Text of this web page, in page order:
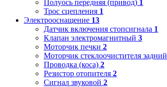
Полуось передняя (привод) 1
Трос сцепления 1
Электрооснащение 13
Датчик включения стопсигнала 1
Клапан электромагнитный 3
Моторчик печки 2
Моторчик стеклоочистителя задний
Проводка (коса) 2
Резистор отопителя 2
Сигнал звуковой 2